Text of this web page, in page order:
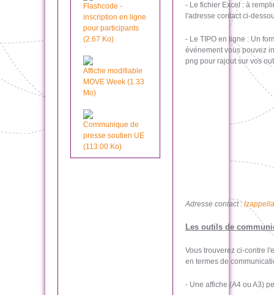
Flashcode -
inscription en ligne
pour participants
(2.67 Ko)
Affiche modifiable
MOVE Week (1.33
Mo)
Communique de
presse soutien UE
(113.00 Ko)
- Le fichier Excel : à
l'adresse contact ci-
- Le TIPO en ligne : Un
événement vous pouvez
png pour rajout sur vos
Adresse contact :
Les outils de
Vous trouverez ci-contre
en termes de
- Une affiche (A4 ou A3)